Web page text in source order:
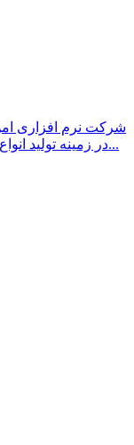
در زمینه تولید انواع نرم افزارهای رایانه ای فعالیت دارد. محصولا...